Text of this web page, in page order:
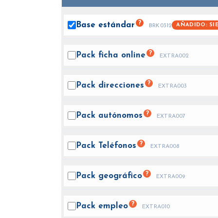
Base estándar ? BRK0312 AÑADIDO:
Pack ficha online ? EXTRA002
Pack direcciones ? EXTRA003
Pack autónomos ? EXTRA007
Pack Teléfonos ? EXTRA008
Pack geográfico ? EXTRA009
Pack empleo ? EXTRA010